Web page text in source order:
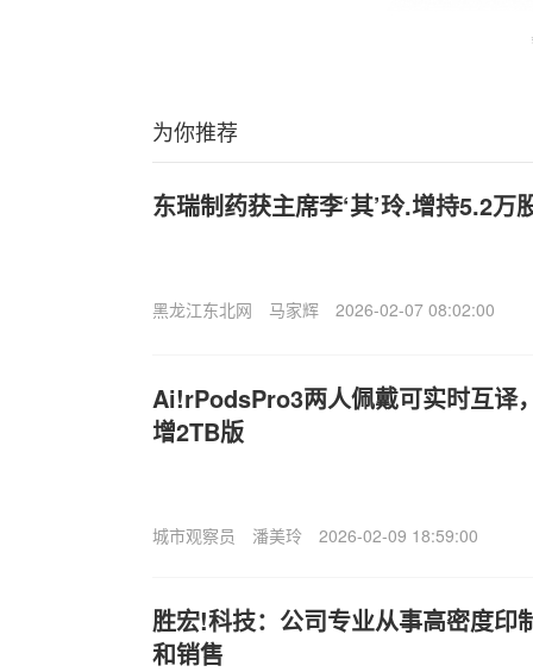
为你推荐
东瑞制药获主席李‘其’玲.增持5.2万
黑龙江东北网 马家辉 2026-02-07 08:02:00
Ai!rPodsPro3两人佩戴可实时互译
增2TB版
城市观察员 潘美玲 2026-02-09 18:59:00
胜宏!科技：公司专业从事高密度印
和销售